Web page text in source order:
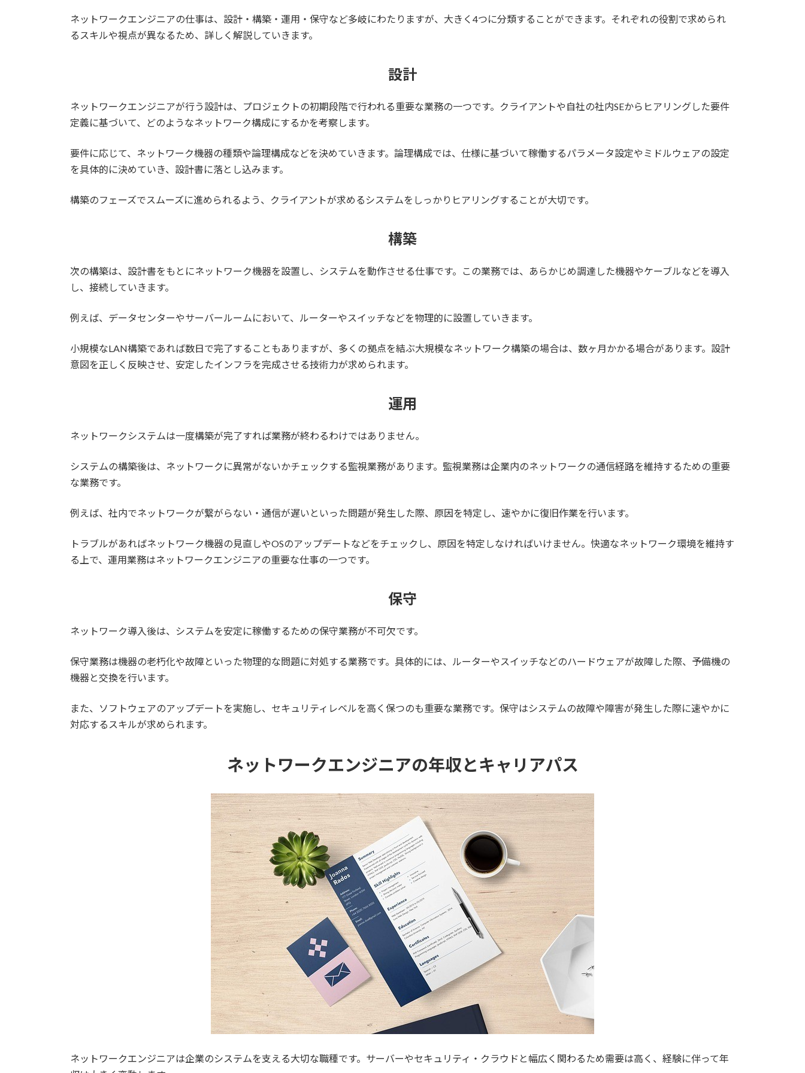
ネットワークエンジニアの仕事は、設計・構築・運用・保守など多岐にわたりますが、大きく4つに分類することができます。それぞれの役割で求められ
るスキルや視点が異なるため、詳しく解説していきます。
設計
ネットワークエンジニアが行う設計は、プロジェクトの初期段階で行われる重要な業務の一つです。クライアントや自社の社内SEからヒアリングした要件
定義に基づいて、どのようなネットワーク構成にするかを考察します。
要件に応じて、ネットワーク機器の種類や論理構成などを決めていきます。論理構成では、仕様に基づいて稼働するパラメータ設定やミドルウェアの設定
を具体的に決めていき、設計書に落とし込みます。
構築のフェーズでスムーズに進められるよう、クライアントが求めるシステムをしっかりヒアリングすることが大切です。
構築
次の構築は、設計書をもとにネットワーク機器を設置し、システムを動作させる仕事です。この業務では、あらかじめ調達した機器やケーブルなどを導入
し、接続していきます。
例えば、データセンターやサーバールームにおいて、ルーターやスイッチなどを物理的に設置していきます。
小規模なLAN構築であれば数日で完了することもありますが、多くの拠点を結ぶ大規模なネットワーク構築の場合は、数ヶ月かかる場合があります。設計
意図を正しく反映させ、安定したインフラを完成させる技術力が求められます。
運用
ネットワークシステムは一度構築が完了すれば業務が終わるわけではありません。
システムの構築後は、ネットワークに異常がないかチェックする監視業務があります。監視業務は企業内のネットワークの通信経路を維持するための重要
な業務です。
例えば、社内でネットワークが繋がらない・通信が遅いといった問題が発生した際、原因を特定し、速やかに復旧作業を行います。
トラブルがあればネットワーク機器の見直しやOSのアップデートなどをチェックし、原因を特定しなければいけません。快適なネットワーク環境を維持す
る上で、運用業務はネットワークエンジニアの重要な仕事の一つです。
保守
ネットワーク導入後は、システムを安定に稼働するための保守業務が不可欠です。
保守業務は機器の老朽化や故障といった物理的な問題に対処する業務です。具体的には、ルーターやスイッチなどのハードウェアが故障した際、予備機の
機器と交換を行います。
また、ソフトウェアのアップデートを実施し、セキュリティレベルを高く保つのも重要な業務です。保守はシステムの故障や障害が発生した際に速やかに
対応するスキルが求められます。
ネットワークエンジニアの年収とキャリアパス
ネットワークエンジニアは企業のシステムを支える大切な職種です。サーバーやセキュリティ・クラウドと幅広く関わるため需要は高く、経験に伴って年